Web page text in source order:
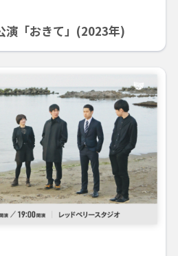
演「おきて」(2023年)